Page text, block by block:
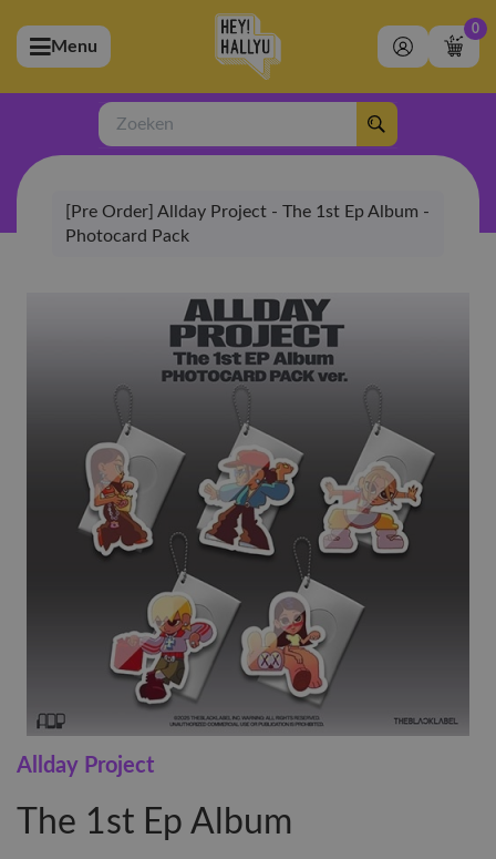
(Artiesten)
(Merchandise)
(Exclusive)
(Winkel)
Menu
0
Zoeken
[Pre Order] Allday Project - The 1st Ep Album -
Photocard Pack
Allday Project
The 1st Ep Album